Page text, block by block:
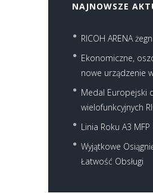
NAJNOWSZE
RICOH ARENA
Ekonomiczne,
nowe urządzenie
Medal Europejski
wielofunkcyjnych
Linia Roku A3 MFP
Wyjątkowe
Łatwość Obsługi